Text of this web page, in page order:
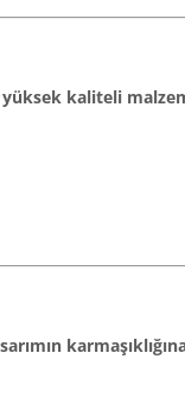
yüksek kaliteli